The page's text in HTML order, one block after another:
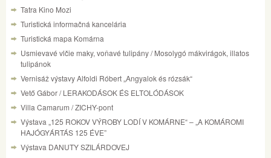
Tatra Kino Mozi
Turistická informačná kancelária
Turistická mapa Komárna
Usmievavé vlčie maky, voňavé tulipány / Mosolygó mákvirágok, illatos
tulipánok
Vernisáž výstavy Alfoldi Róbert „Angyalok és rózsák“
Vető Gábor / LERAKODÁSOK ÉS ELTOLÓDÁSOK
Villa Camarum / ZICHY-pont
Výstava „125 ROKOV VÝROBY LODÍ V KOMÁRNE“ – „A KOMÁROMI
HAJÓGYÁRTÁS 125 ÉVE”
Výstava DANUTY SZILÁRDOVEJ